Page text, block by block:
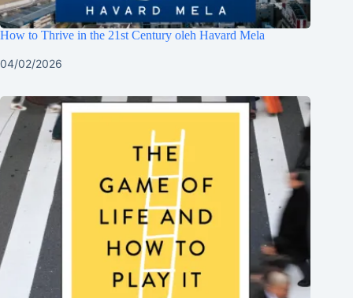
How to Thrive in the 21st Century oleh Havard Mela
04/02/2026